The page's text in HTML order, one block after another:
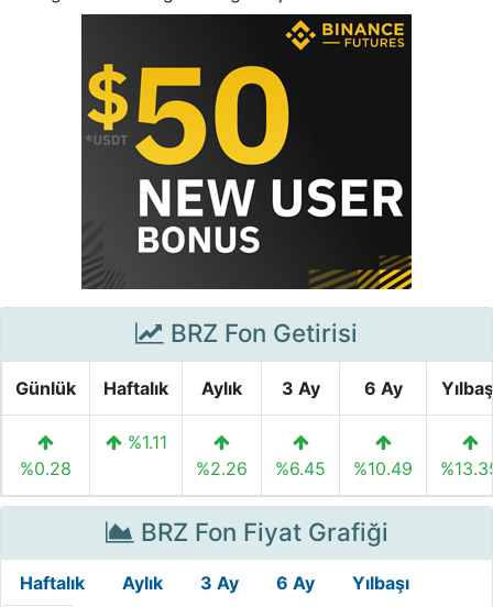
BRZ Fon Getirisi
Günlük Haftalık Aylık 3 Ay 6 Ay
%0.28
%1.11
%2.26
%6.45 %10.49
BRZ Fon Fiyat Grafiği
Haftalık Aylık 3 Ay 6 Ay Yılbaşı